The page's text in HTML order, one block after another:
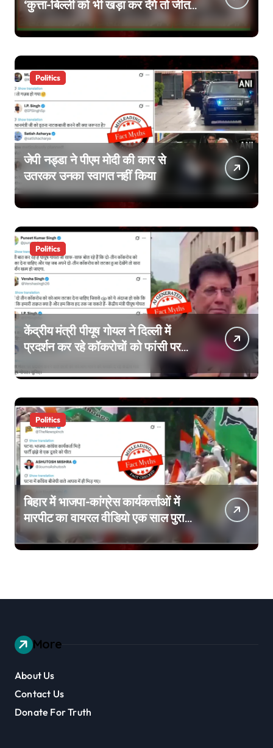
‘कुत्ता-बिल्ली को भी खड़ा कर देंगे तो जीत
जाएंगे’, वायरल वीडियो एडिटेड है
Politics
जेपी नड्डा ने पीएम मोदी की कार से
उतरकर उनका स्वागत नहीं किया
Politics
केंद्रीय मंत्री पीयूष गोयल ने दिल्ली में
प्रदर्शन कर रहे कॉकरोचों को फांसी पर
लटकाने की बात नहीं की, वायरल वीडियो
AI जेनरेटेड है
Politics
बिहार में भाजपा-कांग्रेस कार्यकर्त्ताओं में
मारपीट का वायरल वीडियो एक साल पुराना
है
More
About Us
Contact Us
Donate For Truth